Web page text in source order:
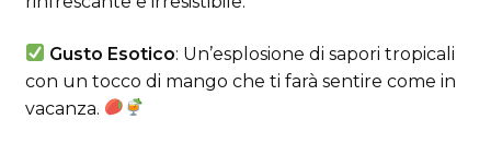
Gusto Esotico: Un’esplosione di sapori tropicali
con un tocco di mango che ti farà sentire come in
vacanza.